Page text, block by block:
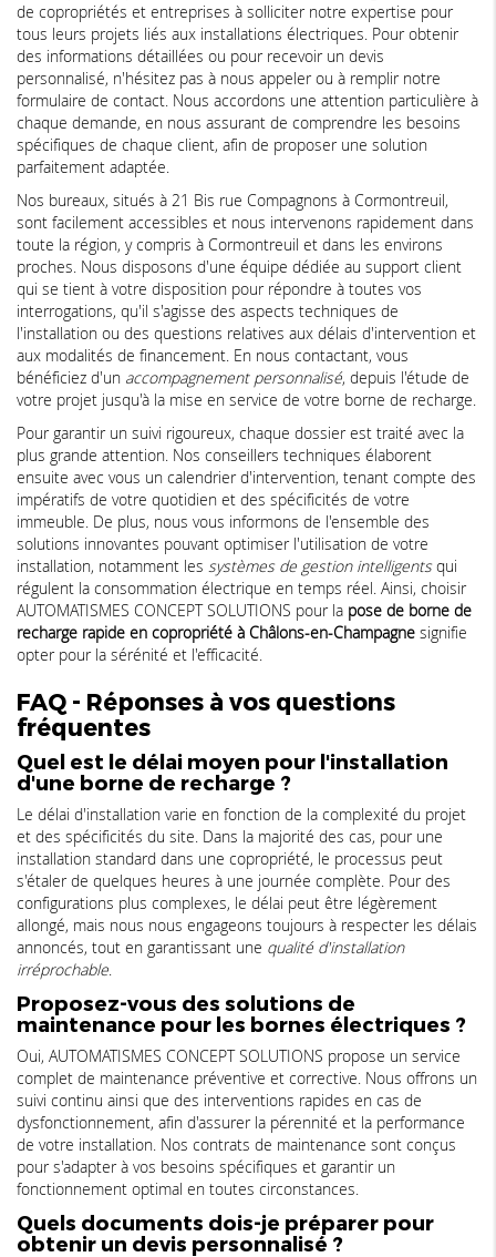
de copropriétés et entreprises à solliciter notre expertise pour
tous leurs projets liés aux installations électriques. Pour obtenir
des informations détaillées ou pour recevoir un devis
personnalisé, n'hésitez pas à nous appeler ou à remplir notre
formulaire de contact. Nous accordons une attention particulière à
chaque demande, en nous assurant de comprendre les besoins
spécifiques de chaque client, afin de proposer une solution
parfaitement adaptée.
Nos bureaux, situés à 21 Bis rue Compagnons à Cormontreuil,
sont facilement accessibles et nous intervenons rapidement dans
toute la région, y compris à Cormontreuil et dans les environs
proches. Nous disposons d'une équipe dédiée au support client
qui se tient à votre disposition pour répondre à toutes vos
interrogations, qu'il s'agisse des aspects techniques de
l'installation ou des questions relatives aux délais d'intervention et
aux modalités de financement. En nous contactant, vous
bénéficiez d'un accompagnement personnalisé, depuis l'étude de
votre projet jusqu'à la mise en service de votre borne de recharge.
Pour garantir un suivi rigoureux, chaque dossier est traité avec la
plus grande attention. Nos conseillers techniques élaborent
ensuite avec vous un calendrier d'intervention, tenant compte des
impératifs de votre quotidien et des spécificités de votre
immeuble. De plus, nous vous informons de l'ensemble des
solutions innovantes pouvant optimiser l'utilisation de votre
installation, notamment les systèmes de gestion intelligentsqui
régulent la consommation électrique en temps réel. Ainsi, choisir
AUTOMATISMES CONCEPT SOLUTIONS pour la pose de borne de
recharge rapide en copropriété à Châlons-en-Champagne signifie
opter pour la sérénité et l'efficacité.
FAQ - Réponses à vos questions
fréquentes
Quel est le délai moyen pour l'installation
d'une borne de recharge ?
Le délai d'installation varie en fonction de la complexité du projet
et des spécificités du site. Dans la majorité des cas, pour une
installation standard dans une copropriété, le processus peut
s'étaler de quelques heures à une journée complète. Pour des
configurations plus complexes, le délai peut être légèrement
allongé, mais nous nous engageons toujours à respecter les délais
annoncés, tout en garantissant une qualité d'installation
irréprochable.
Proposez-vous des solutions de
maintenance pour les bornes électriques ?
Oui, AUTOMATISMES CONCEPT SOLUTIONS propose un service
complet de maintenance préventive et corrective. Nous offrons un
suivi continu ainsi que des interventions rapides en cas de
dysfonctionnement, afin d'assurer la pérennité et la performance
de votre installation. Nos contrats de maintenance sont conçus
pour s'adapter à vos besoins spécifiques et garantir un
fonctionnement optimal en toutes circonstances.
Quels documents dois-je préparer pour
obtenir un devis personnalisé ?